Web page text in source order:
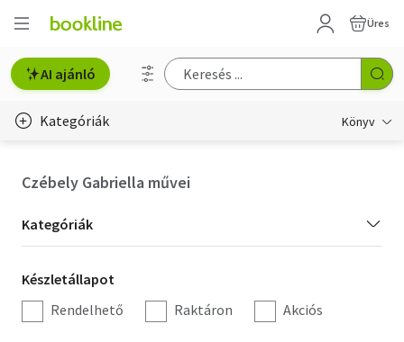
Üres
AI ajánló
Kategóriák Könyv
Hobbi, szabadidő
Irodalom
Czébely Gabriella művei
Kategória
szűrés
Kategóriák
Készletállapot
szűrés
Készletállapot
Rendelhető
Raktáron Akciós